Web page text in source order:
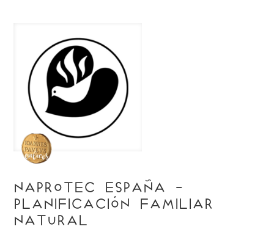
Naprotec España -
Planificación familiar
natural